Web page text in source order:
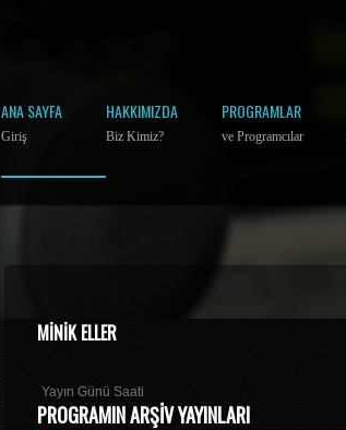
ANA SAYFA
Giriş
HAKKIMIZDA
Biz Kimiz?
PROGRAMLAR
ve Programcılar
MINIK ELLER
Yayın Günü Saati
PROGRAMIN ARŞIV YAYINLARI